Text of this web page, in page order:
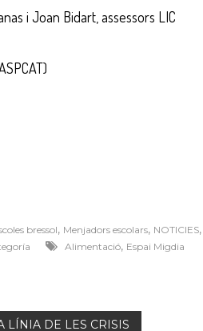
i Joan Bidart, assessors LIC
bressol, Menjadors escolars, NOTICIES,
Alimentació, Espai Migdia
LÍNIA DE LES CRISIS